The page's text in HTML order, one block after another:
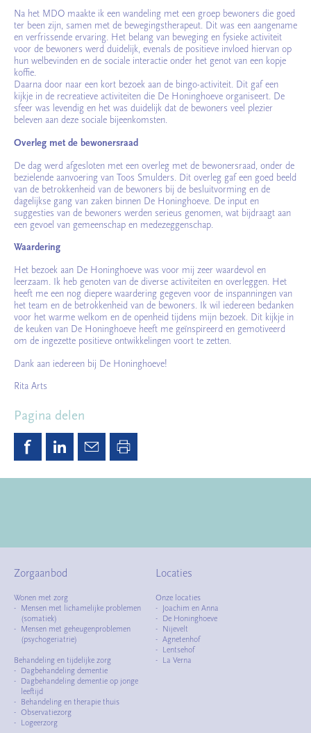
Na het MDO maakte ik een wandeling met een groep bewoners die goed
ter been zijn, samen met de bewegingstherapeut. Dit was een aangename
en verfrissende ervaring. Het belang van beweging en fysieke activiteit
voor de bewoners werd duidelijk, evenals de positieve invloed hiervan op
hun welbevinden en de sociale interactie onder het genot van een kopje
koffie.
Daarna door naar een kort bezoek aan de bingo-activiteit. Dit gaf een
kijkje in de recreatieve activiteiten die De Honinghoeve organiseert. De
sfeer was levendig en het was duidelijk dat de bewoners veel plezier
beleven aan deze sociale bijeenkomsten.
Overleg met de bewonersraad
De dag werd afgesloten met een overleg met de bewonersraad, onder de
bezielende aanvoering van Toos Smulders. Dit overleg gaf een goed beeld
van de betrokkenheid van de bewoners bij de besluitvorming en de
dagelijkse gang van zaken binnen De Honinghoeve. De input en
suggesties van de bewoners werden serieus genomen, wat bijdraagt aan
een gevoel van gemeenschap en medezeggenschap.
Waardering
Het bezoek aan De Honinghoeve was voor mij zeer waardevol en
leerzaam. Ik heb genoten van de diverse activiteiten en overleggen. Het
heeft me een nog diepere waardering gegeven voor de inspanningen van
het team en de betrokkenheid van de bewoners. Ik wil iedereen bedanken
voor het warme welkom en de openheid tijdens mijn bezoek. Dit kijkje in
de keuken van De Honinghoeve heeft me geïnspireerd en gemotiveerd
om de ingezette positieve ontwikkelingen voort te zetten.
Dank aan iedereen bij De Honinghoeve!
Rita Arts
Pagina delen
Zorgaanbod
Wonen met zorg
Mensen met lichamelijke problemen
(somatiek)
Mensen met geheugenproblemen
(psychogeriatrie)
Behandeling en tijdelijke zorg
Dagbehandeling dementie
Dagbehandeling dementie op jonge
leeftijd
Behandeling en therapie thuis
Observatiezorg
Logeerzorg
Locaties
Onze locaties
Joachim en Anna
De Honinghoeve
Nijevelt
Agnetenhof
Lentsehof
La Verna